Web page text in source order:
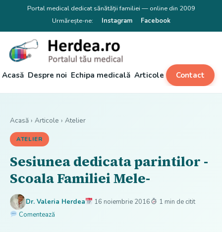
Portal medical dedicat sănătății familiei — online din 2009
Urmărește-ne:
Instagram Facebook
Acasă Despre noi Echipa medicală Articole Contact
Acasă › Articole › Atelier
ATELIER
Sesiunea dedicata parintilor -
Scoala Familiei Mele-
Dr. Valeria Herdea 16 noiembrie 2016
1 min de citit
Comentează